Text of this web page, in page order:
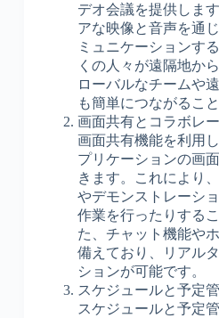
デオ会議を提供しま
アな映像と音声を通
ミュニケーションす
くの人々が遠隔地か
ローバルなチームや
も簡単につながるこ
画面共有とコラボレ
画面共有機能を利用
プリケーションの画
きます。これにより
やデモンストレーシ
作業を行ったりする
た、チャット機能や
備えており、リアル
ションが可能です。
スケジュールと予定
スケジュールと予定